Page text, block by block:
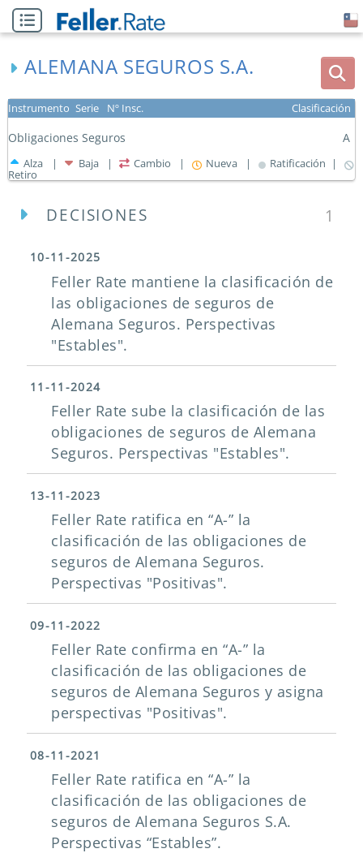
ALEMANA SEGUROS S.A.
Instrumento Serie Nº Insc. Clasificación
Obligaciones Seguros A
Alza | Baja | Cambio | Nueva | Ratificación |
Retiro
DECISIONES 1
10-11-2025
Feller Rate mantiene la clasificación de
las obligaciones de seguros de
Alemana Seguros. Perspectivas
"Estables".
11-11-2024
Feller Rate sube la clasificación de las
obligaciones de seguros de Alemana
Seguros. Perspectivas "Estables".
13-11-2023
Feller Rate ratifica en “A-” la
clasificación de las obligaciones de
seguros de Alemana Seguros.
Perspectivas "Positivas".
09-11-2022
Feller Rate confirma en “A-” la
clasificación de las obligaciones de
seguros de Alemana Seguros y asigna
perspectivas "Positivas".
08-11-2021
Feller Rate ratifica en “A-” la
clasificación de las obligaciones de
seguros de Alemana Seguros S.A.
Perspectivas “Estables”.